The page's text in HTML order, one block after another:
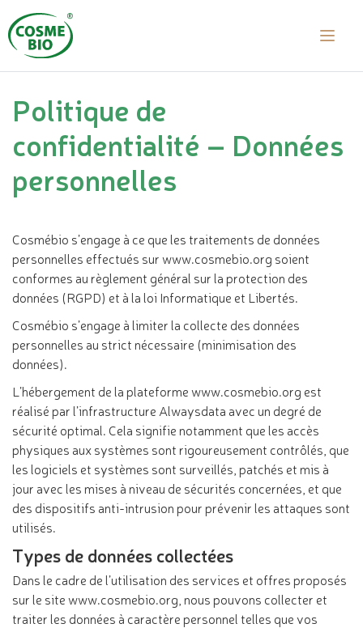
Politique de
confidentialité – Données
personnelles
Cosmébio s’engage à ce que les traitements de données
personnelles effectués sur www.cosmebio.org soient
conformes au règlement général sur la protection des
données (RGPD) et à la loi Informatique et Libertés.
Cosmébio s’engage à limiter la collecte des données
personnelles au strict nécessaire (minimisation des
données).
L’hébergement de la plateforme www.cosmebio.org est
réalisé par l’infrastructure Alwaysdata avec un degré de
sécurité optimal. Cela signifie notamment que les accès
physiques aux systèmes sont rigoureusement contrôlés, que
les logiciels et systèmes sont surveillés, patchés et mis à
jour avec les mises à niveau de sécurités concernées, et que
des dispositifs anti-intrusion pour prévenir les attaques sont
utilisés.
Types de données collectées
Dans le cadre de l’utilisation des services et offres proposés
sur le site www.cosmebio.org, nous pouvons collecter et
traiter les données à caractère personnel telles que vos